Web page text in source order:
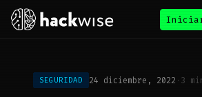
SEGURIDAD 24 diciembre, 2022 ·3